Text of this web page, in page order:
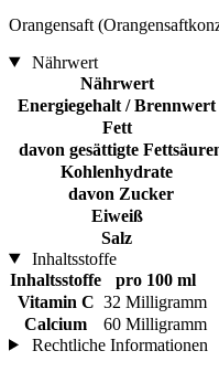
Orangensaft
Nährwert
Nährwert
Energiegehalt / Brennwert
Fett
davon gesättigte
Kohlenhydrate
davon Zucker
Eiweiß
Salz
Inhaltsstoffe
Inhaltsstoffe
pro 100 ml
Vitamin C 32 Milligramm
Calcium
60 Milligramm
Rechtliche Informationen